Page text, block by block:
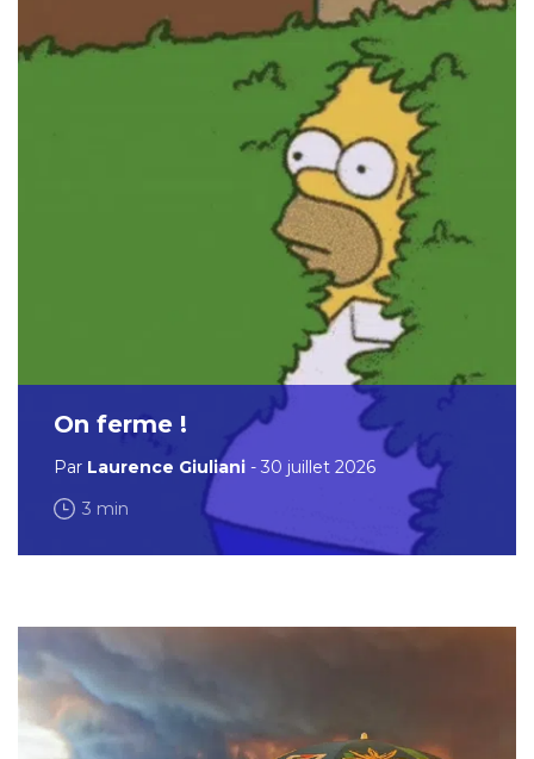
On ferme !
Par Laurence Giuliani - 30 juillet 2026
3 min